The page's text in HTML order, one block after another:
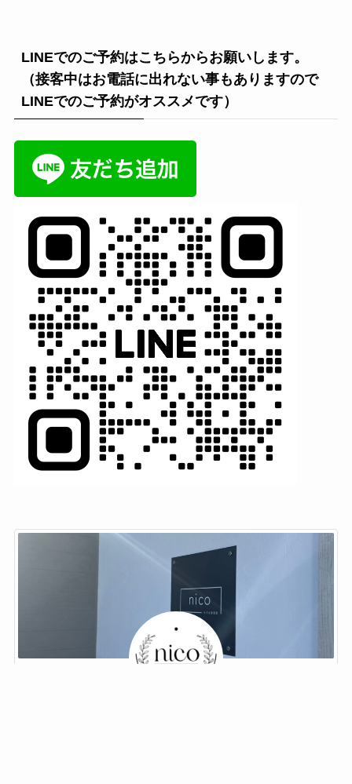
LINEでのご予約はこちらからお願いします。
（接客中はお電話に出れない事もありますので
LINEでのご予約がオススメです）